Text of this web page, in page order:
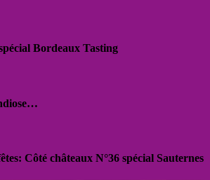
Bordeaux Tasting
Côté châteaux N°36 spécial Sauternes